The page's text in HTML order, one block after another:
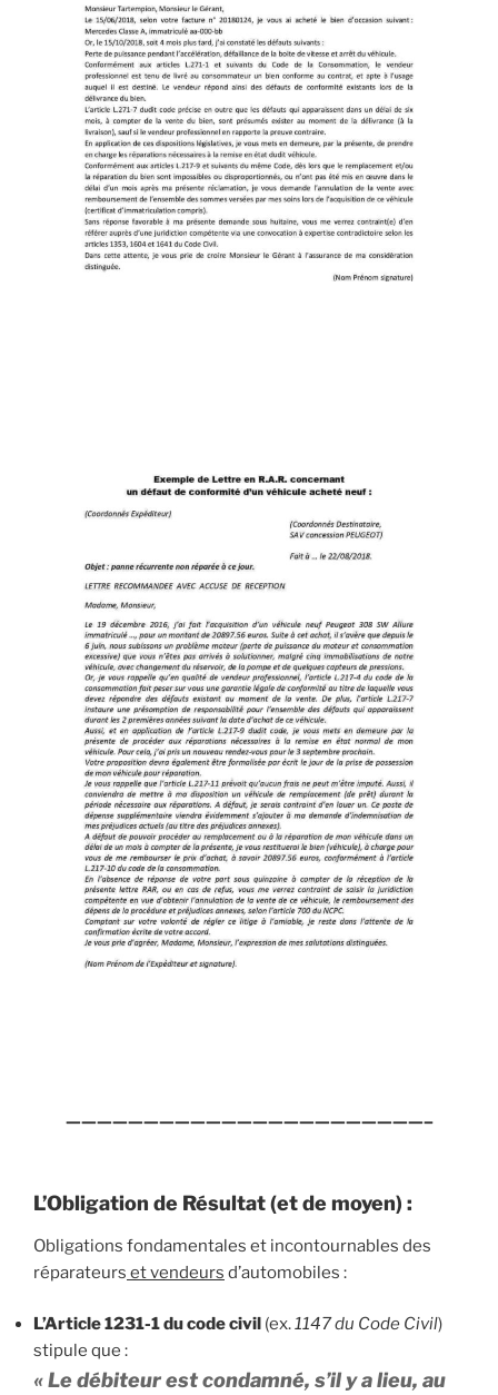
———————————————————————–
L’Obligation de Résultat (et de moyen) :
Obligations fondamentales et incontournables des
réparateurs et vendeurs d’automobiles :
L’Article 1231-1 du code civil (ex.1147 du Code Civil)
stipule que :
«Le débiteur est condamné, s’il y a lieu, au